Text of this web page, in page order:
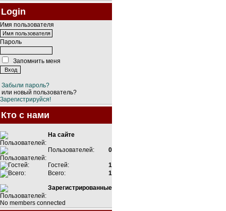
Login
Имя пользователя
Пароль
Запомнить меня
Забыли пароль?
или новый пользователь?
Зарегистрируйся!
Кто с нами
На сайте
Пользователей: 0
Гостей:
1
Всего:
1
Зарегистрированные
No members connected